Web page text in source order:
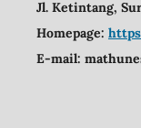
Jl. Ketintang,
Homepage:
E-mail: